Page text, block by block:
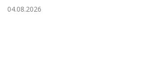
04.08.2026